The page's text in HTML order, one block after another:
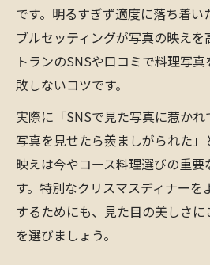
です。明るすぎず適度に落ち着い
ブルセッティングが写真の映え
トランのSNSや口コミで料理写
敗しないコツです。
実際に「SNSで見た写真に惹か
写真を見せたら羨ましがられた
映えは今やコース料理選びの重要
す。特別なクリスマスディナーを
するためにも、見た目の美しさ
を選びましょう。